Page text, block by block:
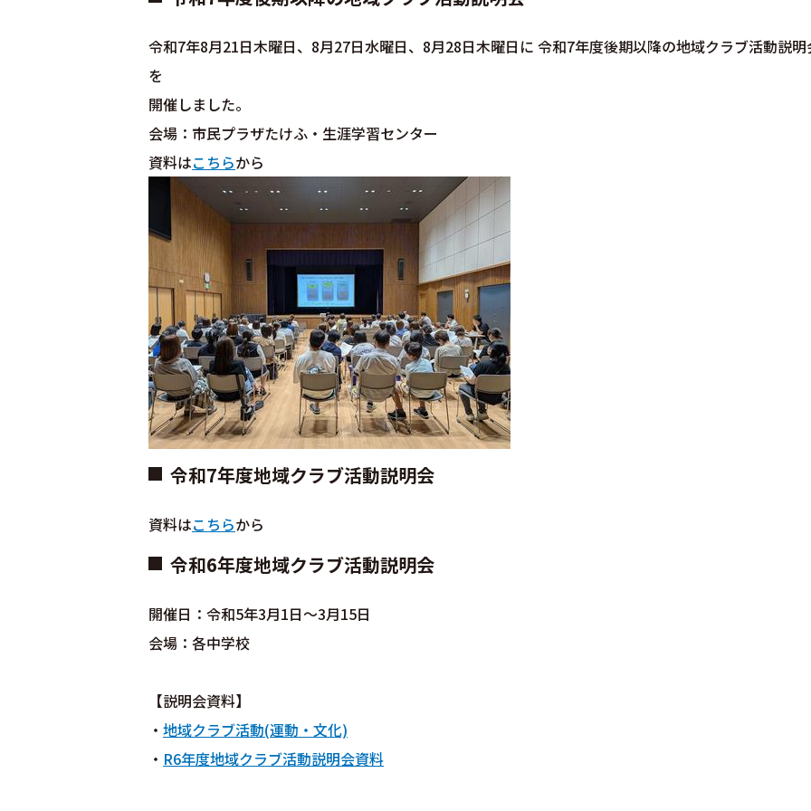
令和7年8月21日木曜日、8月27日水曜日、8月28日木曜日に 令和7年度後期以降の地域クラブ活動説明
を
開催しました。
会場：市民プラザたけふ・生涯学習センター
資料はこちらから
令和7年度地域クラブ活動説明会
資料はこちらから
令和6年度地域クラブ活動説明会
開催日：令和5年3月1日～3月15日
会場：各中学校
【説明会資料】
・ 地域クラブ活動(運動・文化)
・ R6年度地域クラブ活動説明会資料